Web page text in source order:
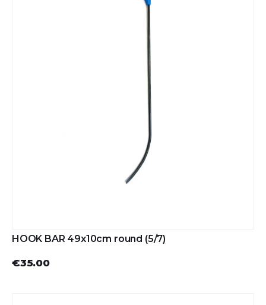
HOOK BAR 49x10cm round (5/7)
€35.00